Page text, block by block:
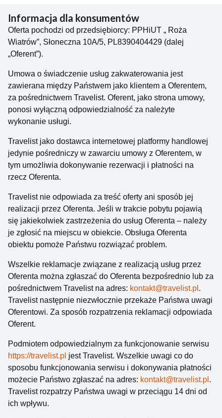
pochowany znany w całej Skandynawii król Eryk
Pomorski, swoje piętno na wyglądzie miasta odcisnął
również książę Bogusław X. Do dziś zachowały się
liczne średniowieczne zabytki, w tym m.in. Zamek
Książąt Pomorskich, gotycka Brama Wysoka, Kościół
Mariacki z połowy XIV w., bardziej kameralny kościół
św. Jerzego oraz wyjątkowa kaplica św. Gertrudy –
jedyny na Pomorzu przykład gotyku
skandynawskiego. Podczas zwiedzania koniecznie
zrobić sobie zdjęcie z pomnikiem rybaka na Rynku.
W uzdrowisku: oddalona o 35 km Ustka to jeden z
najbardziej malowniczych i najciekawszych kurortów
statusem uzdrowiska. Koniecznie trzeba
przespacerować się nadmorską promenadą, zwiedzić
120-letnią latarnię morską oraz zajrzeć do
niezwykłego Muzeum Chleba, gdzie można zobaczyć
m.in. prototyp XIX-wiecznej lodówki działającej bez
użycia prądu.
Na murach: oddalony o 45 km od Jarosławca Słupsk
to urocze zabytkowe miasto, w którym warto zobaczyć
pozostałości murów obronnych, dwie wieże bramne,
owianą ponurą sławą Basztę Czarownic, gotyckie
Pomorskich z największą w kraju kolekcją dzieł
Witkacego.
Informacja dla konsumentów
Oferta pochodzi od przedsiębiorcy: PPHiUT „ Roża
Wiatrów”, Słoneczna 10A/5, PL8390404429 (dalej
„Oferent”).
Umowa o świadczenie usług zakwaterowania jest
zawierana między Państwem jako klientem a Oferentem,
za pośrednictwem Travelist. Oferent, jako strona umowy,
ponosi wyłączną odpowiedzialność za należyte
wykonanie usługi.
Travelist jako dostawca internetowej platformy handlowej
jedynie pośredniczy w zawarciu umowy z Oferentem, w
tym umożliwia dokonywanie rezerwacji i płatności na
rzecz Oferenta.
Travelist nie odpowiada za treść oferty ani sposób jej
realizacji przez Oferenta. Jeśli w trakcie pobytu pojawią
się jakiekolwiek zastrzeżenia do usług Oferenta – należy
je zgłosić na miejscu w obiekcie. Obsługa Oferenta
obiektu pomoże Państwu rozwiązać problem.
Wszelkie reklamacje związane z realizacją usług przez
Oferenta można zgłaszać do Oferenta bezpośrednio lub za
pośrednictwem Travelist na adres: kontakt@travelist.pl .
Travelist następnie niezwłocznie przekaże Państwa uwagi
Oferentowi. Za sposób rozpatrzenia reklamacji odpowiada
Oferent.
Podmiotem odpowiedzialnym za funkcjonowanie serwisu
https://travelist.pl jest Travelist. Wszelkie uwagi co do
sposobu funkcjonowania serwisu i dokonywania płatności
możecie Państwo zgłaszać na adres: kontakt@travelist.pl .
Travelist rozpatrzy Państwa uwagi w przeciągu 14 dni od
ich wpływu.